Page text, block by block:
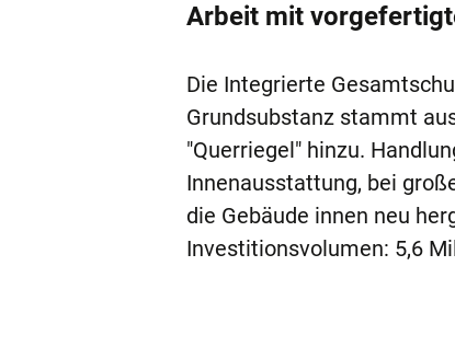
Arbeit mit
Die Integrierte
Grundsubstanz stammt
"Querriegel" hinzu.
Innenausstattung, bei
die Gebäude innen neu
Investitionsvolumen: 5,6